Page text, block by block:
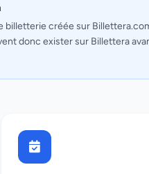
créée sur
donc exister sur Billettera